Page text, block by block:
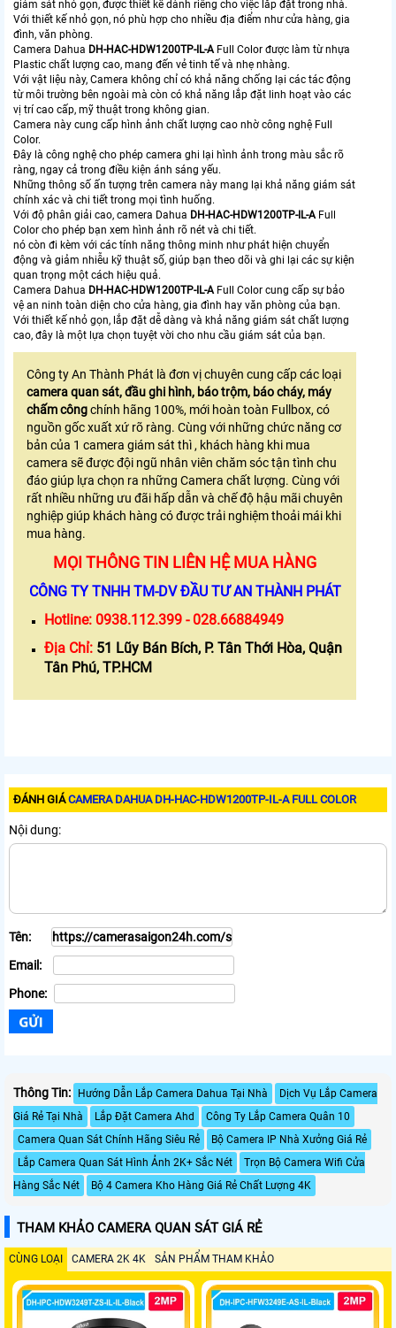
giám sát nhỏ gọn, được thiết kế dành riêng cho việc lắp đặt trong nhà.
Với thiết kế nhỏ gọn, nó phù hợp cho nhiều địa điểm như cửa hàng, gia
đình, văn phòng.
Camera Dahua DH-HAC-HDW1200TP-IL-AFull Color được làm từ nhựa
Plastic chất lượng cao, mang đến vẻ tinh tế và nhẹ nhàng.
Với vật liệu này, Camera không chỉ có khả năng chống lại các tác động
từ môi trường bên ngoài mà còn có khả năng lắp đặt linh hoạt vào các
vị trí cao cấp, mỹ thuật trong không gian.
Camera này cung cấp hình ảnh chất lượng cao nhờ công nghệ Full
Color.
Đây là công nghệ cho phép camera ghi lại hình ảnh trong màu sắc rõ
ràng, ngay cả trong điều kiện ánh sáng yếu.
Những thông số ấn tượng trên camera này mang lại khả năng giám sát
chính xác và chi tiết trong mọi tình huống.
Với độ phân giải cao, camera Dahua DH-HAC-HDW1200TP-IL-AFull
Color cho phép bạn xem hình ảnh rõ nét và chi tiết.
nó còn đi kèm với các tính năng thông minh như phát hiện chuyển
động và giảm nhiễu kỹ thuật số, giúp bạn theo dõi và ghi lại các sự kiện
quan trọng một cách hiệu quả.
Camera Dahua DH-HAC-HDW1200TP-IL-AFull Color cung cấp sự bảo
vệ an ninh toàn diện cho cửa hàng, gia đình hay văn phòng của bạn.
Với thiết kế nhỏ gọn, lắp đặt dễ dàng và khả năng giám sát chất lượng
cao, đây là một lựa chọn tuyệt vời cho nhu cầu giám sát của bạn.
Công ty An Thành Phát là đơn vị chuyên cung cấp các loại
camera quan sát, đầu ghi hình, báo trộm, báo cháy, máy
chấm côngchính hãng 100%, mới hoàn toàn Fullbox, có
nguồn gốc xuất xứ rõ ràng. Cùng với những chức năng cơ
bản của 1 camera giám sát thì , khách hàng khi mua
camera sẽ được đội ngũ nhân viên chăm sóc tận tình chu
đáo giúp lựa chọn ra những Camera chất lượng. Cùng với
rất nhiều những ưu đãi hấp dẫn và chế độ hậu mãi chuyên
nghiệp giúp khách hàng có được trải nghiệm thoải mái khi
mua hàng.
MỌI THÔNG TIN LIÊN HỆ MUA HÀNG
CÔNG TY TNHH TM-DV ĐẦU TƯ AN THÀNH PHÁT
Hotline: 0938.112.399 - 028.66884949
Địa Chỉ: 51 Lũy Bán Bích, P. Tân Thới Hòa, Quận
Tân Phú, TP.HCM
ĐÁNH GIÁCAMERA DAHUA DH-HAC-HDW1200TP-IL-A FULL COLOR
Nội dung:
Tên:
Email:
Phone:
Thông Tin: Hướng Dẫn Lắp Camera Dahua Tại Nhà
Dịch Vụ Lắp Camera
Giá Rẻ Tại Nhà
Lắp Đặt Camera Ahd
Công Ty Lắp Camera Quân 10
Camera Quan Sát Chính Hãng Siêu Rẻ
Bộ Camera IP Nhà Xưởng Giá Rẻ
Lắp Camera Quan Sát Hình Ảnh 2K+ Sắc Nét
Trọn Bộ Camera Wifi Cửa
Hàng Sắc Nét
Bộ 4 Camera Kho Hàng Giá Rẻ Chất Lượng 4K
THAM KHẢO CAMERA QUAN SÁT GIÁ RẺ
CÙNG LOẠI CAMERA 2K 4K SẢN PHẨM THAM KHẢO